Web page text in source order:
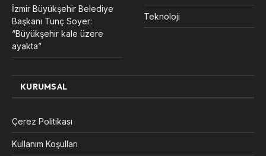
İzmir Büyükşehir Belediye
Başkanı Tunç Soyer:
“Büyükşehir kale üzere
ayakta”
Teknoloji
KURUMSAL
Çerez Politikası
Kullanım Koşulları